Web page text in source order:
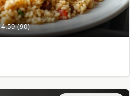
4.59 (90)